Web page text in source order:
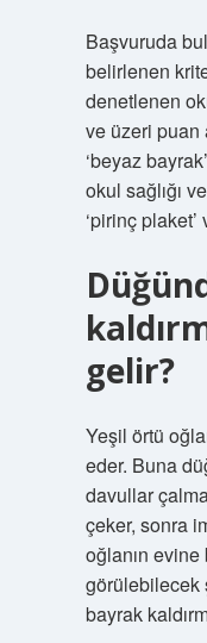
Başvuruda
belirlenen
denetlenen
ve üzeri puan
‘beyaz
okul sağlığı
‘pirinç plaket’
gelir?
Yeşil örtü
eder. Buna
davullar
çeker, sonra
oğlanın evine
görülebilecek
bayrak